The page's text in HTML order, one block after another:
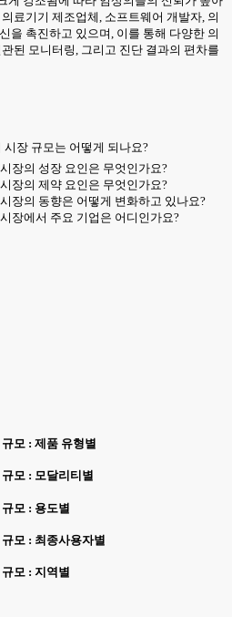
료기기 제조업체, 소프트웨어 개발자, 의
을 촉진하고 있으며, 이를 통해 다양한 의
된 모니터링, 그리고 진단 결과의 편차를
장 규모는 어떻게 되나요?
장의 성장 요인은 무엇인가요?
장의 제약 요인은 무엇인가요?
장의 동향은 어떻게 변화하고 있나요?
장에서 주요 기업은 어디인가요?
모 : 제품 유형별
모 : 모달리티별
모 : 용도별
모 : 최종사용자별
모 : 지역별